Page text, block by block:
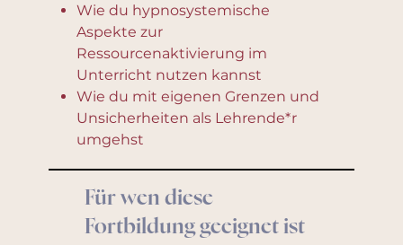
Wie du hypnosystemische
Aspekte zur
Ressourcenaktivierung im
Unterricht nutzen kannst
Wie du mit eigenen Grenzen und
Unsicherheiten als Lehrende*r
umgehst
Für wen diese
Fortbildung geeignet ist